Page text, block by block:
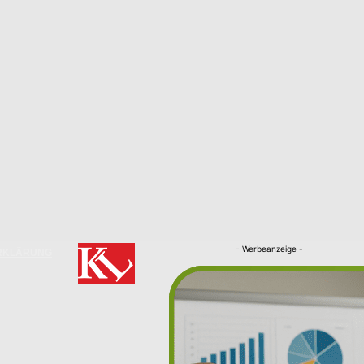
Kaiserslautern
- Werbeanzeige -